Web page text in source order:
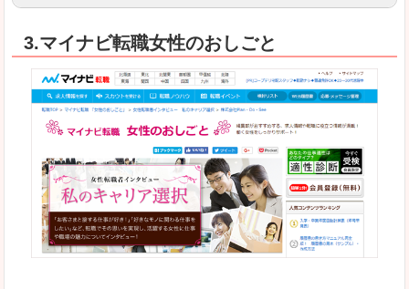
良いところ
職種や勤務地など、すでに次のお仕事がイメージ
転職Q＆Aやノウハウが豊富なうえ、面接サポー
悪いところ
求人の掲載数が少ないです。
TOPページからこだわりや条件などをクイックに
3.マイナビ転職女性のおしごと